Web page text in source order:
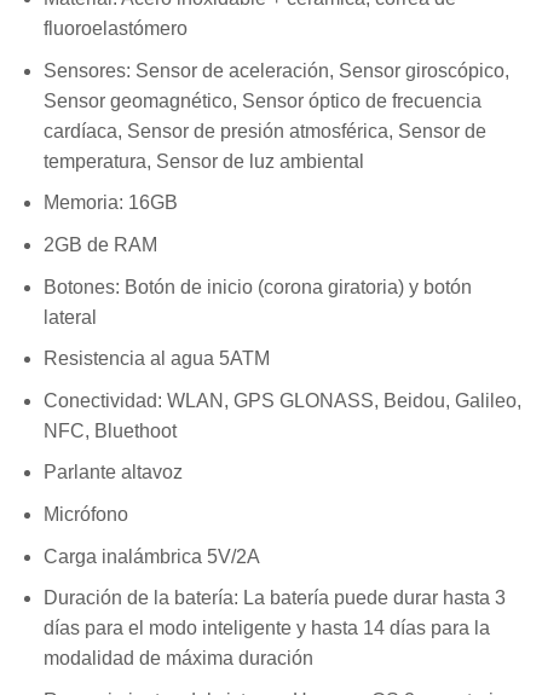
fluoroelastómero
Sensores: Sensor de aceleración, Sensor giroscópico,
Sensor geomagnético, Sensor óptico de frecuencia
cardíaca, Sensor de presión atmosférica, Sensor de
temperatura, Sensor de luz ambiental
Memoria: 16GB
2GB de RAM
Botones: Botón de inicio (corona giratoria) y botón
lateral
Resistencia al agua 5ATM
Conectividad: WLAN, GPS GLONASS, Beidou, Galileo,
NFC, Bluethoot
Parlante altavoz
Micrófono
Carga inalámbrica 5V/2A
Duración de la batería: La batería puede durar hasta 3
días para el modo inteligente y hasta 14 días para la
modalidad de máxima duración